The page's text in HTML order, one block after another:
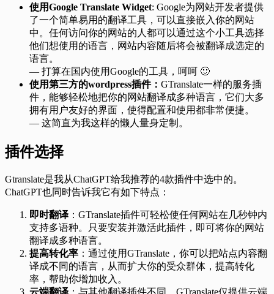
使用Google Translate Widget: Google为网站开发者提供
了一个简单易用的翻译工具，可以直接嵌入你的网站
中。任何访问你的网站的人都可以通过这个小工具选择
他们想使用的语言，网站内容随后将会被翻译成选定的
语言。
— 打算在国内使用Google的工具，呵呵 🙂
使用第三方的wordpress插件： GTranslate一样的服务插
件，能够轻松地把你的网站翻译成多种语言，它们大多
拥有用户友好的界面，使得配置和使用都非常便捷。
— 这简直为我这样的懒人量身定制。
插件选择
Gtranslate是我从ChatGPT给我推荐的4款插件中选中的。
ChatGPT也同时告诉我它有如下特点：
即时翻译 ：GTranslate插件可轻松使任何网站在几秒钟内
支持多语种。只要安装并激活此插件，即可将你的网站
翻译成多种语言。
提高转化率 ：通过使用GTranslate，你可以把站点内容翻
译成不同的语言，从而扩大你的受众群体，提高转化
率，帮助你增加收入。